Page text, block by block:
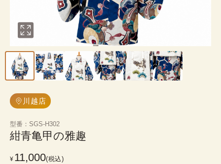
川越店
型番 ： SGS-H302
紺青亀甲の雅趣
¥ 11,000(税込)